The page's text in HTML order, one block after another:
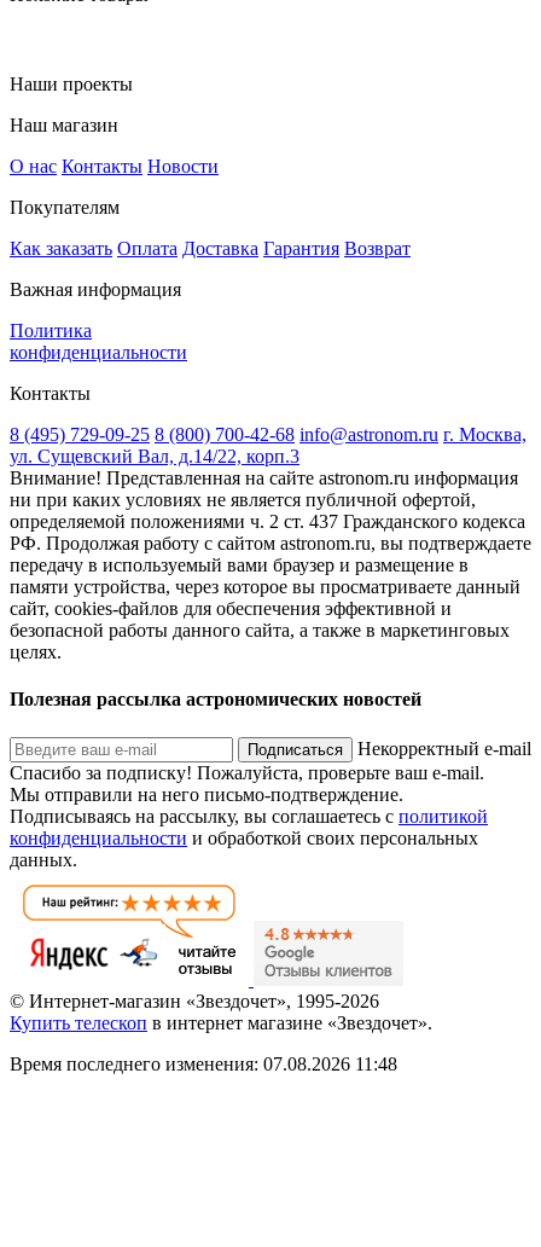
Наши проекты
Наш магазин
О нас Контакты Новости
Покупателям
Как заказать Оплата Доставка Гарантия Возврат
Важная информация
Политика
конфиденциальности
Контакты
8 (495) 729-09-25 8 (800) 700-42-68 info@astronom.ru г. Москва,
ул. Сущевский Вал, д.14/22, корп.3
Внимание! Представленная на сайте astronom.ru информация
ни при каких условиях не является публичной офертой,
определяемой положениями ч. 2 ст. 437 Гражданского кодекса
РФ. Продолжая работу с сайтом astronom.ru, вы подтверждаете
передачу в используемый вами браузер и размещение в
памяти устройства, через которое вы просматриваете данный
сайт, cookies-файлов для обеспечения эффективной и
безопасной работы данного сайта, а также в маркетинговых
целях.
Полезная рассылка астрономических новостей
Подписаться
Некорректный e-mail
Спасибо за подписку! Пожалуйста, проверьте ваш e-mail.
Мы отправили на него письмо-подтверждение.
Подписываясь на рассылку, вы соглашаетесь с политикой
конфиденциальности и обработкой своих персональных
данных.
© Интернет-магазин «Звездочет», 1995-2026
Купить телескоп в интернет магазине «Звездочет».
Время последнего изменения: 07.08.2026 11:48